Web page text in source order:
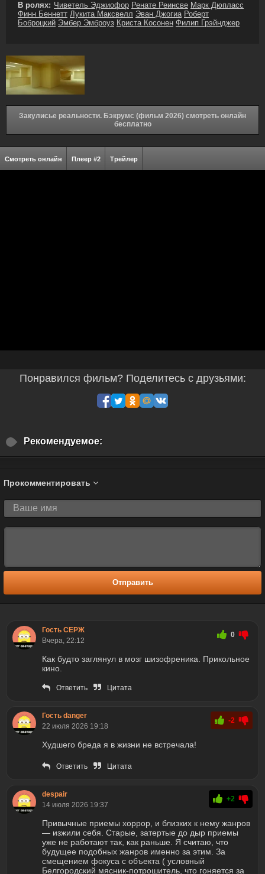
В ролях: Чиветель Эджиофор Ренате Реинсве Марк Дюпласс
Финн Беннетт Лукита Максвелл Эван Джогиа Роберт
Боброцкий Эмбер Эмброуз Криста Косонен Филип Грэйнджер
Закулисье реальности. Бэкрумс (фильм 2026) смотреть онлайн
бесплатно
Смотреть онлайн Плеер #2 Трейлер
Понравился фильм? Поделитесь с друзьями:
Рекомендуемое:
Прокомментировать
Отправить
Гость СЕРЖ
Вчера, 22:12
0
Как будто заглянул в мозг шизофреника. Прикольное
кино.
Ответить Цитата
Гость danger
22 июля 2026 19:18
-2
Худшего бреда я в жизни не встречала!
Ответить Цитата
despair
14 июля 2026 19:37
+2
Привычные приемы хоррор, и близких к нему жанров
— изжили себя. Старые, затертые до дыр приемы
уже не работают так, как раньше. Я считаю, что
будущее подобных жанров именно за этим. За
смещением фокуса с объекта ( условный
Белгородский мясник-потрошитель, что гоняется за